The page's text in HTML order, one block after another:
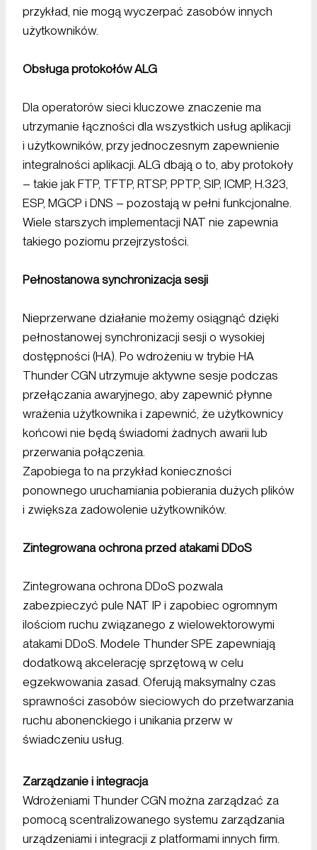
przykład, nie mogą wyczerpać zasobów innych
użytkowników.
Obsługa protokołów ALG
Dla operatorów sieci kluczowe znaczenie ma
utrzymanie łączności dla wszystkich usług aplikacji
i użytkowników, przy jednoczesnym zapewnienie
integralności aplikacji. ALG dbają o to, aby protokoły
– takie jak FTP, TFTP, RTSP, PPTP, SIP, ICMP, H.323,
ESP, MGCP i DNS – pozostają w pełni funkcjonalne.
Wiele starszych implementacji NAT nie zapewnia
takiego poziomu przejrzystości.
Pełnostanowa synchronizacja sesji
Nieprzerwane działanie możemy osiągnąć dzięki
pełnostanowej synchronizacji sesji o wysokiej
dostępności (HA). Po wdrożeniu w trybie HA
Thunder CGN utrzymuje aktywne sesje podczas
przełączania awaryjnego, aby zapewnić płynne
wrażenia użytkownika i zapewnić, że użytkownicy
końcowi nie będą świadomi żadnych awarii lub
przerwania połączenia.
Zapobiega to na przykład konieczności
ponownego uruchamiania pobierania dużych plików
i zwiększa zadowolenie użytkowników.
Zintegrowana ochrona przed atakami DDoS
Zintegrowana ochrona DDoS pozwala
zabezpieczyć pule NAT IP i zapobiec ogromnym
ilościom ruchu związanego z wielowektorowymi
atakami DDoS. Modele Thunder SPE zapewniają
dodatkową akcelerację sprzętową w celu
egzekwowania zasad. Oferują maksymalny czas
sprawności zasobów sieciowych do przetwarzania
ruchu abonenckiego i unikania przerw w
świadczeniu usług.
Zarządzanie i integracja
Wdrożeniami Thunder CGN można zarządzać za
pomocą scentralizowanego systemu zarządzania
urządzeniami i integracji z platformami innych firm.